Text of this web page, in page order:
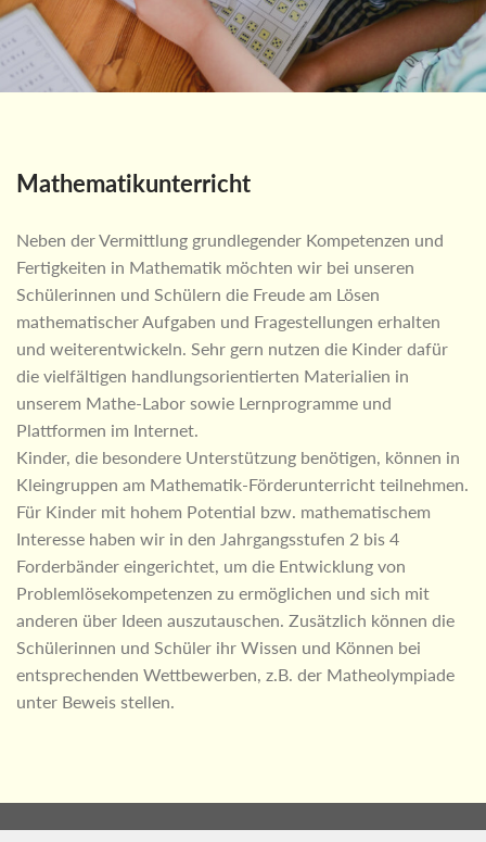
Mathematikunterricht
Neben der Vermittlung grundlegender Kompetenzen und
Fertigkeiten in Mathematik möchten wir bei unseren
Schülerinnen und Schülern die Freude am Lösen
mathematischer Aufgaben und Fragestellungen erhalten
und weiterentwickeln. Sehr gern nutzen die Kinder dafür
die vielfältigen handlungsorientierten Materialien in
unserem Mathe-Labor sowie Lernprogramme und
Plattformen im Internet.
Kinder, die besondere Unterstützung benötigen, können in
Kleingruppen am Mathematik-Förderunterricht teilnehmen.
Für Kinder mit hohem Potential bzw. mathematischem
Interesse haben wir in den Jahrgangsstufen 2 bis 4
Forderbänder eingerichtet, um die Entwicklung von
Problemlösekompetenzen zu ermöglichen und sich mit
anderen über Ideen auszutauschen. Zusätzlich können die
Schülerinnen und Schüler ihr Wissen und Können bei
entsprechenden Wettbewerben, z.B. der Matheolympiade
unter Beweis stellen.